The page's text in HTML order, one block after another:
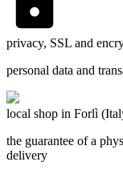
privacy, SSL and
personal data and
local shop in Forlì
the guarantee of a
delivery